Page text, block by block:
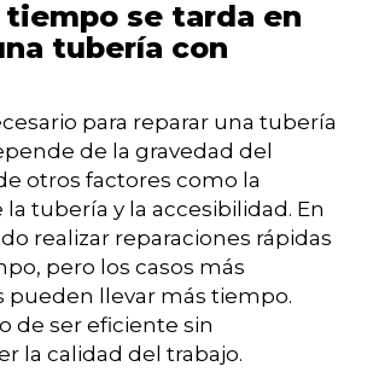
tiempo se tarda en
tubería con
para reparar una tubería
de la gravedad del
otros factores como la
tubería y la accesibilidad. En
realizar reparaciones rápidas
pero los casos más
pueden llevar más tiempo.
de ser eficiente sin
la calidad del trabajo.